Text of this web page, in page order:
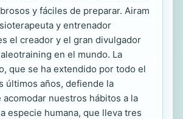
y fáciles de preparar. Airam
y entrenador
el creador y el gran divulgador
en el mundo. La
que se ha extendido por todo el
últimos años, defiende la
acomodar nuestros hábitos a la
especie humana, que lleva tres